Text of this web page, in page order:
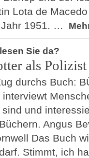
Lota de
1951. …
Sie da?
als Polizist
durchs Buch:
sind und
Angus
Das Buch
Stimmt, ich